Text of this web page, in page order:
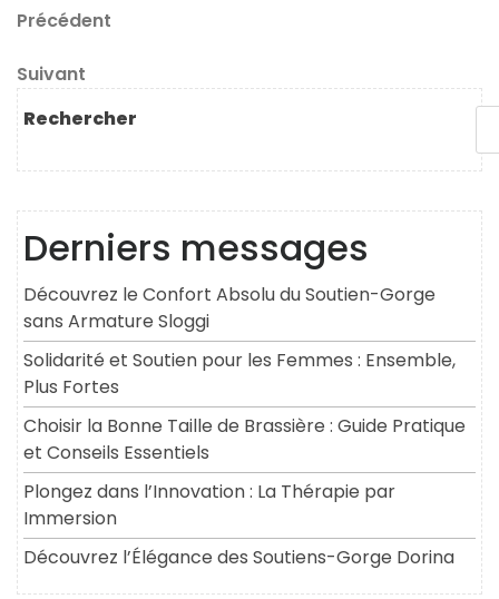
Navigation
de
l’article
Article
Précédent
Article
suivant
Suivant
Rechercher
Derniers messages
Découvrez le Confort Absolu du Soutien-Gorge
sans Armature Sloggi
Solidarité et Soutien pour les Femmes : Ensemble,
Plus Fortes
Choisir la Bonne Taille de Brassière : Guide Pratique
et Conseils Essentiels
Plongez dans l’Innovation : La Thérapie par
Immersion
Découvrez l’Élégance des Soutiens-Gorge Dorina